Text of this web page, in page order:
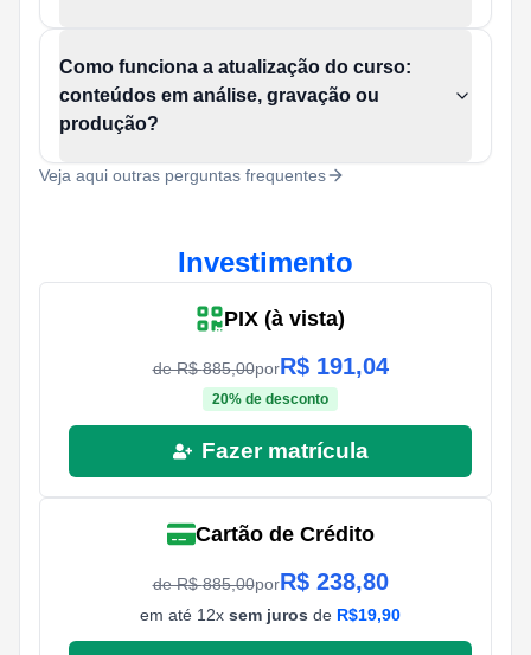
Como funciona a atualização do curso:
conteúdos em análise, gravação ou
produção?
Veja aqui outras perguntas frequentes
Investimento
PIX (à vista)
de R$885,00porR$ 191,04
20% de desconto
Fazer matrícula
Cartão de Crédito
de R$885,00porR$ 238,80
em até 12x sem juros de R$19,90